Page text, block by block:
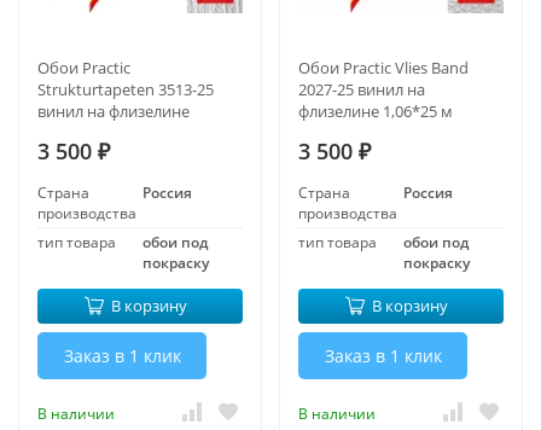
Обои Practic
Strukturtapeten 3513-25
винил на флизелине
3 500 ₽
Страна
производства
Россия
тип товара
обои под
покраску
В корзину
Заказ в 1 клик
В наличии
Обои Practic Vlies Band
2027-25 винил на
флизелине 1,06*25 м
3 500 ₽
Страна
производства
Россия
тип товара
обои под
покраску
В корзину
Заказ в 1 клик
В наличии